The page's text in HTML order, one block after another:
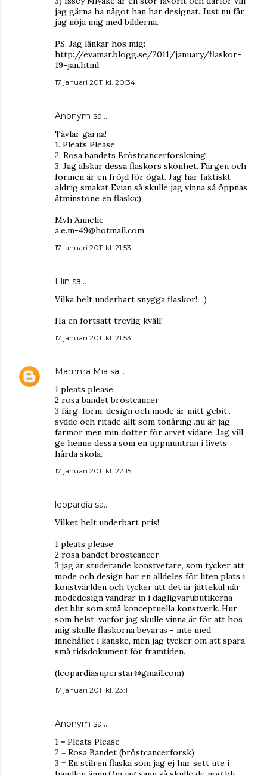
jag gärna ha något han har designat. Just nu får
jag nöja mig med bilderna.
PS, Jag länkar hos mig:
http://evamar.blogg.se/2011/january/flaskor-
19-jan.html
17 januari 2011 kl. 20:34
Anonym sa…
Tävlar gärna!
1. Pleats Please
2. Rosa bandets Bröstcancerforskning
3. Jag älskar dessa flaskors skönhet. Färgen och
formen är en fröjd för ögat. Jag har faktiskt
aldrig smakat Evian så skulle jag vinna så öppnas
åtminstone en flaska:)
Mvh Annelie
a.e.m-49@hotmail.com
17 januari 2011 kl. 21:53
Elin sa…
Vilka helt underbart snygga flaskor! =)
Ha en fortsatt trevlig kväll!
17 januari 2011 kl. 21:53
Mamma Mia sa…
1 pleats please
2 rosa bandet bröstcancer
3 färg, form, design och mode är mitt gebit..
sydde och ritade allt som tonåring..nu är jag
farmor men min dotter för arvet vidare. Jag vill
ge henne dessa som en uppmuntran i livets
hårda skola.
17 januari 2011 kl. 22:15
leopardia sa…
Vilket helt underbart pris!
1 pleats please
2 rosa bandet bröstcancer
3 jag är studerande konstvetare, som tycker att
mode och design har en alldeles för liten plats i
konstvärlden och tycker att det är jättekul när
modedesign vandrar in i dagligvarubutikerna -
det blir som små konceptuella konstverk. Hur
som helst, varför jag skulle vinna är för att hos
mig skulle flaskorna bevaras - inte med
innehållet i kanske, men jag tycker om att spara
små tidsdokument för framtiden.
(leopardiasuperstar@gmail.com)
17 januari 2011 kl. 23:11
Anonym sa…
1 = Pleats Please
2 = Rosa Bandet (bröstcancerforsk)
3 = En stilren flaska som jag ej har sett ute i